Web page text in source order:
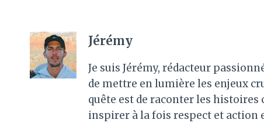
Jérémy
Je suis Jérémy, rédacteur
de mettre en lumière les enjeux
quête est de raconter les
inspirer à la fois respect et action